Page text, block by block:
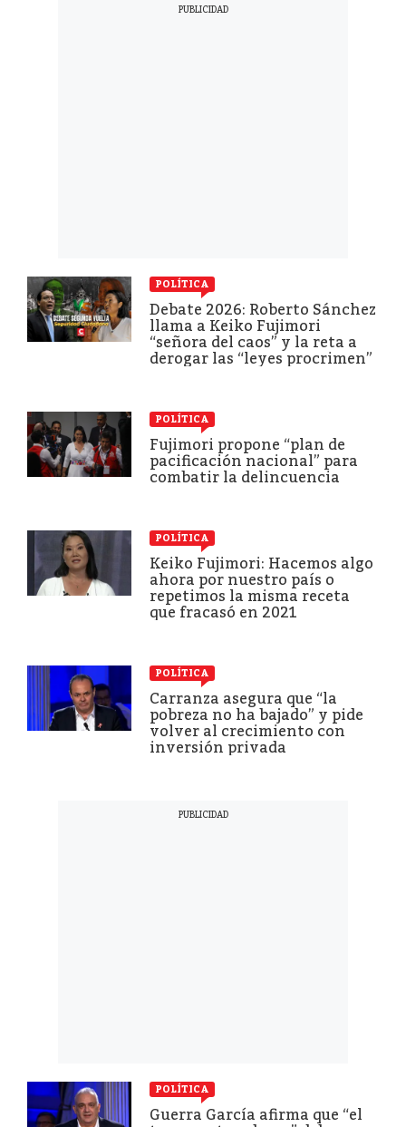
POLÍTICA
Debate 2026: Roberto Sánchez
llama a Keiko Fujimori
“señora del caos” y la reta a
derogar las “leyes procrimen”
POLÍTICA
Fujimori propone “plan de
pacificación nacional” para
combatir la delincuencia
POLÍTICA
Keiko Fujimori: Hacemos algo
ahora por nuestro país o
repetimos la misma receta
que fracasó en 2021
POLÍTICA
Carranza asegura que “la
pobreza no ha bajado” y pide
volver al crecimiento con
inversión privada
POLÍTICA
Guerra García afirma que “el